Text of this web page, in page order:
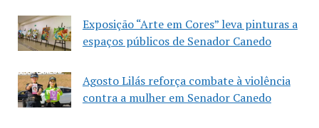
Exposição “Arte em Cores” leva pinturas a
espaços públicos de Senador Canedo
Agosto Lilás reforça combate à violência
contra a mulher em Senador Canedo